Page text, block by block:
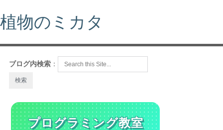
植物のミカタ
ブログ内検索 ：
プログラミング教室